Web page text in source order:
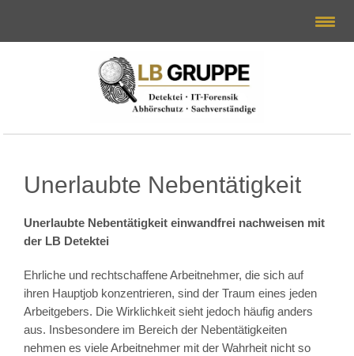
Unerlaubte Nebentätigkeit
Unerlaubte Nebentätigkeit einwandfrei nachweisen mit
der LB Detektei
Ehrliche und rechtschaffene Arbeitnehmer, die sich auf
ihren Hauptjob konzentrieren, sind der Traum eines jeden
Arbeitgebers. Die Wirklichkeit sieht jedoch häufig anders
aus. Insbesondere im Bereich der Nebentätigkeiten
nehmen es viele Arbeitnehmer mit der Wahrheit nicht so